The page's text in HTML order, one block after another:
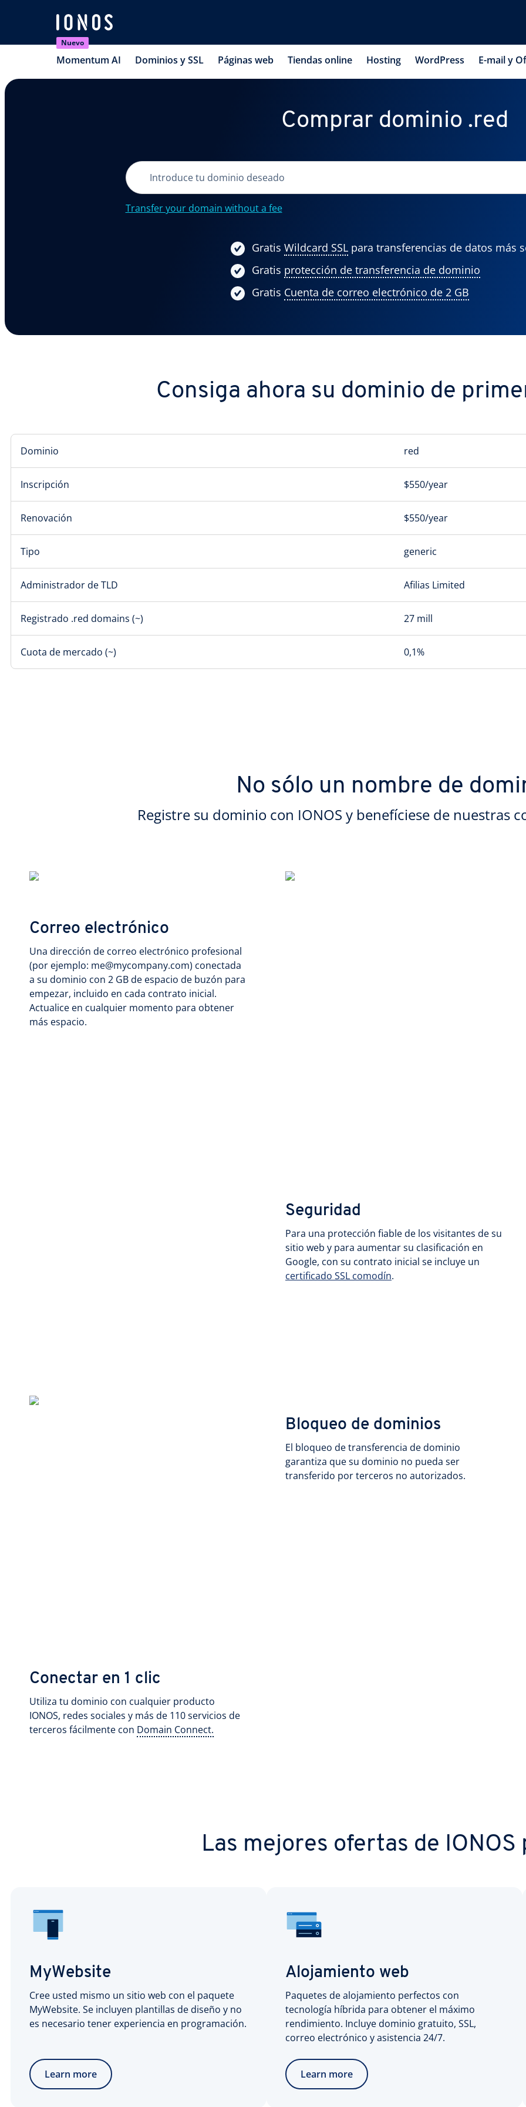
Nuevo
Momentum AI Dominios y SSL Páginas web Tiendas online Hosting WordPress E-mail y
Comprar dominio .red
Transfer your domain without a fee
Gratis Wildcard SSL para transferencias de datos más
Gratis protección de transferencia de dominio
Gratis Cuenta de correo electrónico de 2 GB
Consiga ahora su dominio de
Dominio red
Inscripción $550/year
Renovación $550/year
Tipo generic
Administrador de TLD Afilias Limited
Registrado .red domains (~) 27 mill
Cuota de mercado (~) 0,1%
No sólo un nombre de
Registre su dominio con IONOS y benefíciese de nuestras
Correo electrónico
Una dirección de correo electrónico profesional
(por ejemplo: me@mycompany.com) conectada
a su dominio con 2 GB de espacio de buzón para
empezar, incluido en cada contrato inicial.
Actualice en cualquier momento para obtener
más espacio.
Seguridad
Para una protección fiable de los visitantes de su
sitio web y para aumentar su clasificación en
Google, con su contrato inicial se incluye un
certificado SSL comodín.
Conectar en 1 clic
Utiliza tu dominio con cualquier producto
IONOS, redes sociales y más de 110 servicios de
terceros fácilmente con Domain Connect.
Bloqueo de dominios
El bloqueo de transferencia de dominio
garantiza que su dominio no pueda ser
transferido por terceros no autorizados.
Las mejores ofertas de IONOS
MyWebsite
Cree usted mismo un sitio web con el paquete
MyWebsite. Se incluyen plantillas de diseño y no
es necesario tener experiencia en programación.
Learn more
Alojamiento web
Paquetes de alojamiento perfectos con
tecnología híbrida para obtener el máximo
rendimiento. Incluye dominio gratuito, SSL,
correo electrónico y asistencia 24/7.
Learn more